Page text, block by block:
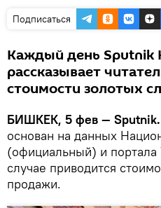
Подписаться
Каждый день Sputnik
рассказывает
стоимости золотых
БИШКЕК, 5 фев — Sputnik.
основан на данных
(официальный) и
случае приводится
продажи.